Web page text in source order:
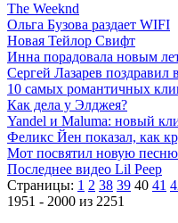
The Weeknd
Ольга Бузова раздает WIFI
Новая Тейлор Свифт
Инна порадовала новым
Сергей Лазарев
10 самых романтичных
Как дела у Элджея?
Yandel и Maluma: новый
Феликс Йен показал, как
Мот посвятил новую
Последнее видео Lil Peep
Страницы: 1 2 38 39 40 41
1951 - 2000 из 2251